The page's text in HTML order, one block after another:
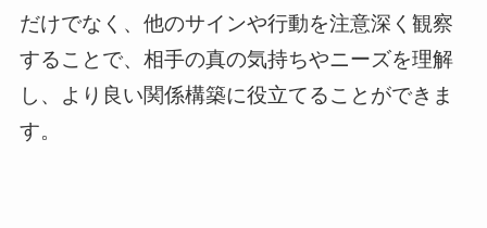
だけでなく、他のサインや行動を注意深く観察
することで、相手の真の気持ちやニーズを理解
し、より良い関係構築に役立てることができま
す。